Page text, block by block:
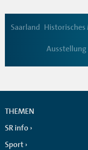
Saarland Historisches
Ausstellung
THEMEN
SR info
Sport